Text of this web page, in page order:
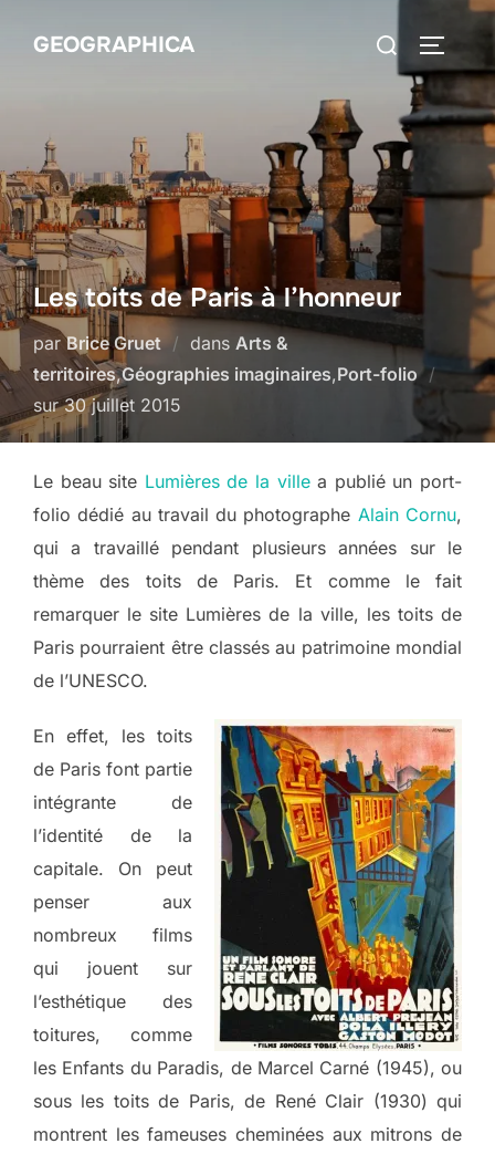
GEOGRAPHICA Rechercher :
Les toits de Paris à l’honneur
parBrice Gruet dans Arts &
territoires,Géographies imaginaires,Port-folio
surPublié
le
30 juillet 2015
Le beau site Lumières de la villea publié un port-
folio dédié au travail du photographe Alain Cornu,
qui a travaillé pendant plusieurs années sur le
thème des toits de Paris. Et comme le fait
remarquer le site Lumières de la ville, les toits de
Paris pourraient être classés au patrimoine mondial
de l’UNESCO.
En effet, les toits
de Paris font partie
intégrante de
l’identité de la
capitale. On peut
penser aux
nombreux films
qui jouent sur
l’esthétique des
toitures, comme
les Enfants du Paradis, de Marcel Carné (1945), ou
sous les toits de Paris, de René Clair (1930) qui
montrent les fameuses cheminées aux mitrons de